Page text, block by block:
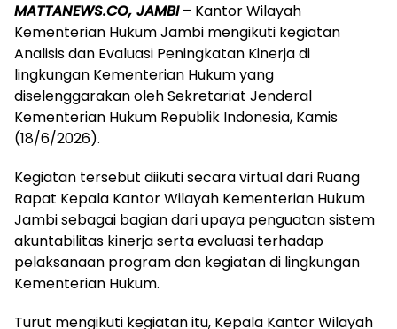
MATTANEWS.CO, JAMBI– Kantor Wilayah
Kementerian Hukum Jambi mengikuti kegiatan
Analisis dan Evaluasi Peningkatan Kinerja di
lingkungan Kementerian Hukum yang
diselenggarakan oleh Sekretariat Jenderal
Kementerian Hukum Republik Indonesia, Kamis
(18/6/2026).
Kegiatan tersebut diikuti secara virtual dari Ruang
Rapat Kepala Kantor Wilayah Kementerian Hukum
Jambi sebagai bagian dari upaya penguatan sistem
akuntabilitas kinerja serta evaluasi terhadap
pelaksanaan program dan kegiatan di lingkungan
Kementerian Hukum.
Turut mengikuti kegiatan itu, Kepala Kantor Wilayah